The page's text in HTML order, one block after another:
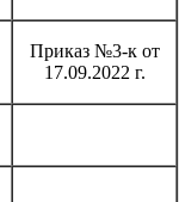
Приказ №3-к от
17.09.2022 г.